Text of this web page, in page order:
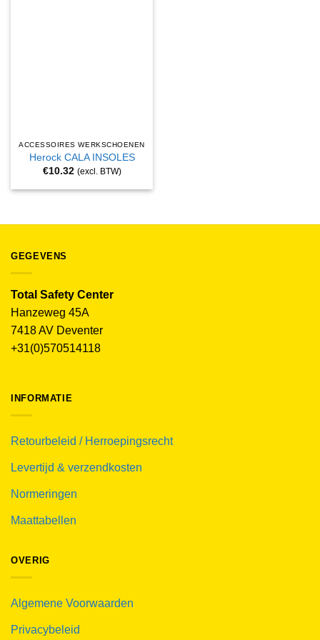
ACCESSOIRES WERKSCHOENEN
Herock CALA INSOLES
€10.32 (excl. BTW)
GEGEVENS
Total Safety Center
Hanzeweg 45A
7418 AV Deventer
+31(0)570514118
INFORMATIE
Retourbeleid / Herroepingsrecht
Levertijd & verzendkosten
Normeringen
Maattabellen
OVERIG
Algemene Voorwaarden
Privacybeleid